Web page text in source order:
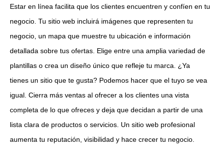
Estar en línea facilita que los clientes encuentren y confíen en tu
negocio. Tu sitio web incluirá imágenes que representen tu
negocio, un mapa que muestre tu ubicación e información
detallada sobre tus ofertas. Elige entre una amplia variedad de
plantillas o crea un diseño único que refleje tu marca. ¿Ya
tienes un sitio que te gusta? Podemos hacer que el tuyo se vea
igual. Cierra más ventas al ofrecer a los clientes una vista
completa de lo que ofreces y deja que decidan a partir de una
lista clara de productos o servicios. Un sitio web profesional
aumenta tu reputación, visibilidad y hace crecer tu negocio.